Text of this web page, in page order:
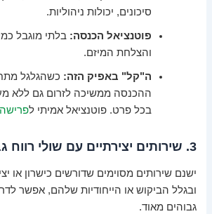
סיכונים, יכולות ניהוליות.
פוטנציאל הכנסה: בלתי מוגבל
והצלחת המיזם.
ה"קל" באפיק הזה: כשהגלגל
ההכנסה ממשיכה לזרום גם ללא
בכל פרט. פוטנציאל אמיתי ל
3. שירותים יצירתיים עם שולי רווח גבוהים
ישנם שירותים מסוימים שדורשים כישרון או
ובגלל הביקוש או הייחודיות שלהם, אפשר
גבוהים מאוד.